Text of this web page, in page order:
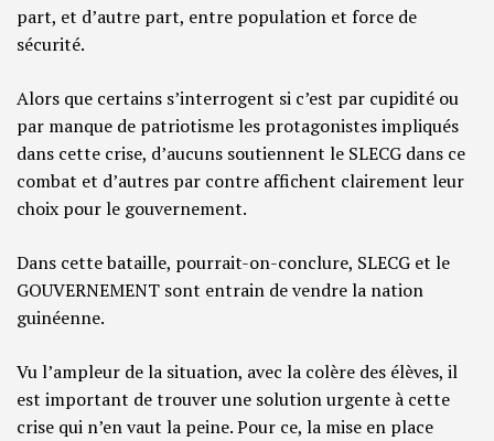
part, et d’autre part, entre population et force de
sécurité.
Alors que certains s’interrogent si c’est par cupidité ou
par manque de patriotisme les protagonistes impliqués
dans cette crise, d’aucuns soutiennent le SLECG dans ce
combat et d’autres par contre affichent clairement leur
choix pour le gouvernement.
Dans cette bataille, pourrait-on-conclure, SLECG et le
GOUVERNEMENT sont entrain de vendre la nation
guinéenne.
Vu l’ampleur de la situation, avec la colère des élèves, il
est important de trouver une solution urgente à cette
crise qui n’en vaut la peine. Pour ce, la mise en place